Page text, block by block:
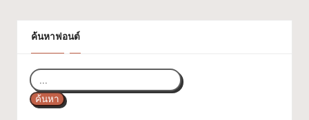
ฟ
รี!
ร
ว
ค้นหาฟอนต์
ค้นหา